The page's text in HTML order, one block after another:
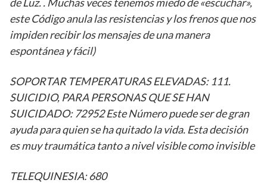
este Código anula las resistencias y los frenos que nos
impiden recibir los mensajes de una manera
espontánea y fácil)
SOPORTAR TEMPERATURAS ELEVADAS: 111.
SUICIDIO, PARA PERSONAS QUE SE HAN
SUICIDADO: 72952 Este Número puede ser de gran
ayuda para quien se ha quitado la vida. Esta decisión
es muy traumática tanto a nivel visible como invisible
TELEQUINESIA: 680